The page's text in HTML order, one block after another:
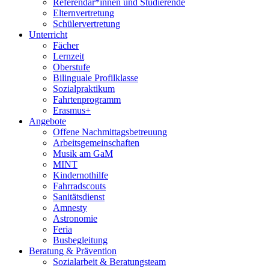
Referendar*innen und Studierende
Elternvertretung
Schülervertretung
Unterricht
Fächer
Lernzeit
Oberstufe
Bilinguale Profilklasse
Sozialpraktikum
Fahrtenprogramm
Erasmus+
Angebote
Offene Nachmittagsbetreuung
Arbeitsgemeinschaften
Musik am GaM
MINT
Kindernothilfe
Fahrradscouts
Sanitätsdienst
Amnesty
Astronomie
Feria
Busbegleitung
Beratung & Prävention
Sozialarbeit & Beratungsteam